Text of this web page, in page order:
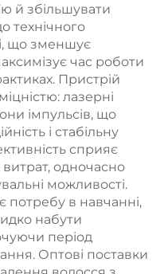
й збільшувати
технічного
що зменшує
час роботи
Пристрій
лазерні
імпульсів, що
і стабільну
сприяє
одночасно
можливості.
потребу в навчанні,
набути
період
Оптові поставки